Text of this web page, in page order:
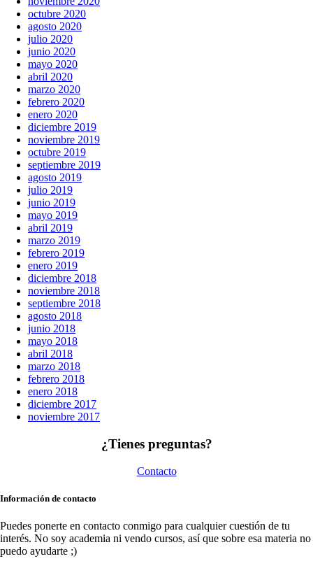
octubre 2020
agosto 2020
julio 2020
junio 2020
mayo 2020
abril 2020
marzo 2020
febrero 2020
enero 2020
diciembre 2019
noviembre 2019
octubre 2019
septiembre 2019
agosto 2019
julio 2019
junio 2019
mayo 2019
abril 2019
marzo 2019
febrero 2019
enero 2019
diciembre 2018
noviembre 2018
septiembre 2018
agosto 2018
junio 2018
mayo 2018
abril 2018
marzo 2018
febrero 2018
enero 2018
diciembre 2017
noviembre 2017
¿Tienes preguntas?
Contacto
Información de contacto
Puedes ponerte en contacto conmigo para cualquier cuestión de tu
interés. No soy academia ni vendo cursos, así que sobre esa materia no
puedo ayudarte ;)